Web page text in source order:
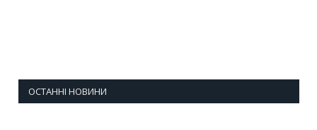
ОСТАННІ НОВИНИ